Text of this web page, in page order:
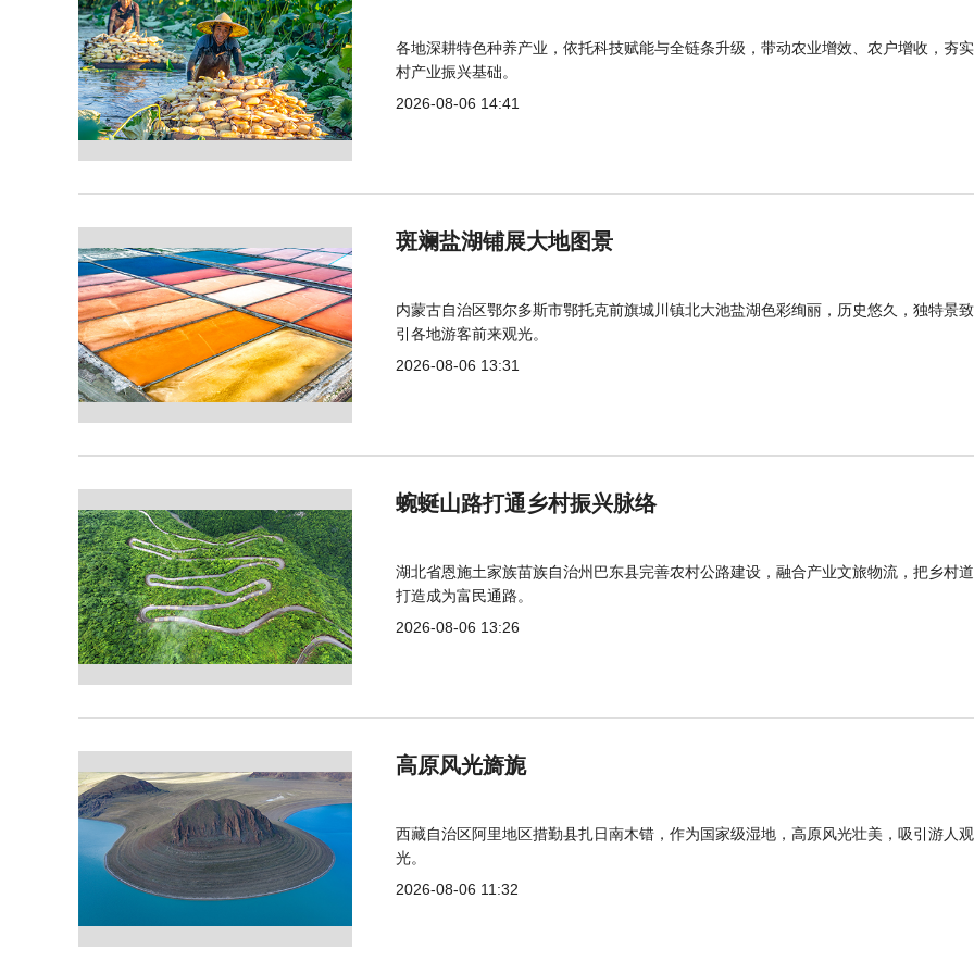
各地深耕特色种养产业，依托科技赋能与全链条升级，带动农业增效、农户增收，夯
村产业振兴基础。
2026-08-06 14:41
斑斓盐湖铺展大地图景
内蒙古自治区鄂尔多斯市鄂托克前旗城川镇北大池盐湖色彩绚丽，历史悠久，独特景
引各地游客前来观光。
2026-08-06 13:31
蜿蜒山路打通乡村振兴脉络
湖北省恩施土家族苗族自治州巴东县完善农村公路建设，融合产业文旅物流，把乡村
打造成为富民通路。
2026-08-06 13:26
高原风光旖旎
西藏自治区阿里地区措勤县扎日南木错，作为国家级湿地，高原风光壮美，吸引游人观
光。
2026-08-06 11:32